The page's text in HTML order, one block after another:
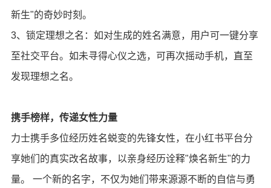
新生"的奇妙时刻。
3、锁定理想之名：如对生成的姓名满意，用户可一键分享
至社交平台。如未寻得心仪之选，可再次摇动手机，直至
发现理想之名。
携手榜样，传递女性力量
力士携手多位经历姓名蜕变的先锋女性，在小红书平台分
享她们的真实改名故事，以亲身经历诠释"焕名新生"的力
量。 一个新的名字，不仅为她们带来源源不断的自信与勇